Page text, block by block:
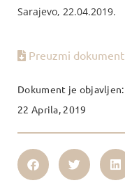
Sarajevo, 22.04.2019.
Preuzmi dokument
Dokument je objavljen:
22 Aprila, 2019